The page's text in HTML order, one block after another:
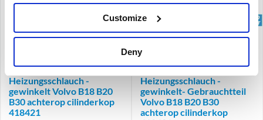
Customize
Deny
Brand
Zylinderkopf -
Heizungsschlauch -
gewinkelt Volvo B18 B20
B30 achterop cilinderkop
418421
Anschlussstutzen
Zylinderkopf -
Heizungsschlauch -
gewinkelt- Gebrauchtteil
Volvo B18 B20 B30
achterop cilinderkop